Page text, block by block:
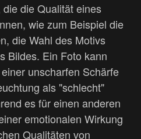
die Qualität eines
wie zum Beispiel die
die Wahl des Motivs
Bildes. Ein Foto kann
unscharfen Schärfe
als "schlecht"
es für einen anderen
emotionalen Wirkung
Qualitäten von